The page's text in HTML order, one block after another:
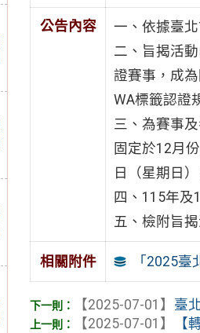
公告內容
一、依據臺
二、旨揭活
證賽事，成
WA標籤認證
三、為賽事
固定於12月
日（星期日
四、115年及
五、檢附旨
相關附件 「2025
【2025-07-01】 臺
【2025-07-01】
【